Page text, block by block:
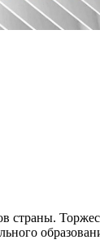
страны.